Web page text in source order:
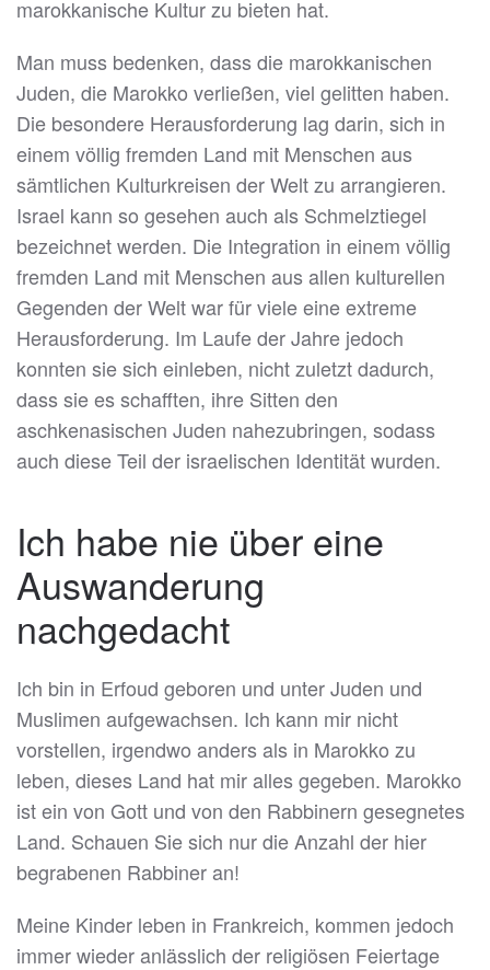
marokkanische Kultur zu bieten hat.
Man muss bedenken, dass die marokkanischen
Juden, die Marokko verließen, viel gelitten haben.
Die besondere Herausforderung lag darin, sich in
einem völlig fremden Land mit Menschen aus
sämtlichen Kulturkreisen der Welt zu arrangieren.
Israel kann so gesehen auch als Schmelztiegel
bezeichnet werden. Die Integration in einem völlig
fremden Land mit Menschen aus allen kulturellen
Gegenden der Welt war für viele eine extreme
Herausforderung. Im Laufe der Jahre jedoch
konnten sie sich einleben, nicht zuletzt dadurch,
dass sie es schafften, ihre Sitten den
aschkenasischen Juden nahezubringen, sodass
auch diese Teil der israelischen Identität wurden.
Ich habe nie über eine
Auswanderung
nachgedacht
Ich bin in Erfoud geboren und unter Juden und
Muslimen aufgewachsen. Ich kann mir nicht
vorstellen, irgendwo anders als in Marokko zu
leben, dieses Land hat mir alles gegeben. Marokko
ist ein von Gott und von den Rabbinern gesegnetes
Land. Schauen Sie sich nur die Anzahl der hier
begrabenen Rabbiner an!
Meine Kinder leben in Frankreich, kommen jedoch
immer wieder anlässlich der religiösen Feiertage